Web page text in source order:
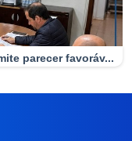
parecer favoráv...